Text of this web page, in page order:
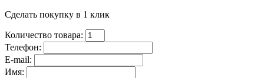
Сделать покупку в 1 клик
Количество товара:
Телефон:
E-mail:
Имя: